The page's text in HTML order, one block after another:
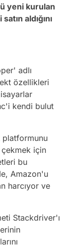
yeni kurulan
aldığını
adlı
özellikleri
kendi bulut
platformunu
için
bu
Amazon'u
harcıyor ve
Stackdriver'ı